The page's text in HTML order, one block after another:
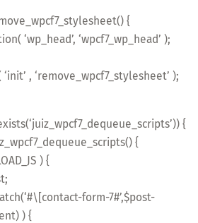
{
‘wp_head’, ‘wpcf7_wp_head’ );
, ‘remove_wpcf7_stylesheet’ );
{
{
) {
form-7#’,$post-
) {